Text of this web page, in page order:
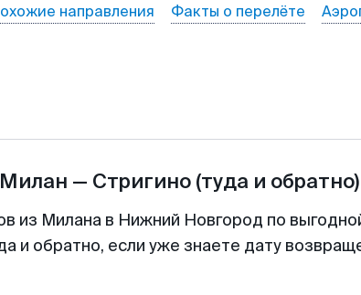
направления Факты о перелёте
Милан — Стригино (туда и обратно)
из Милана в Нижний Новгород по
и обратно, если уже знаете дату